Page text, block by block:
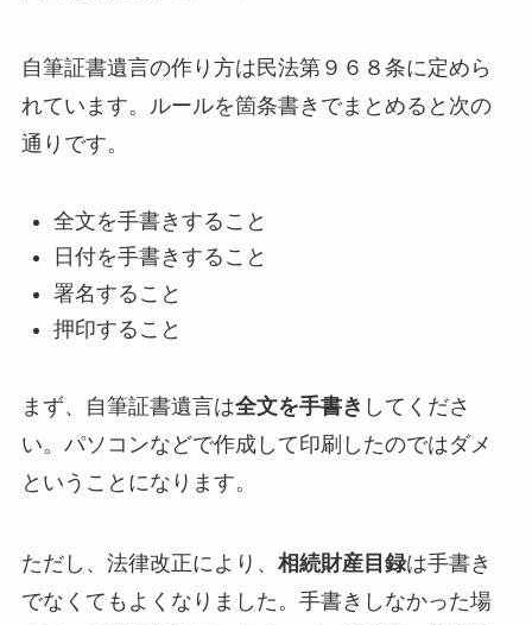
自筆証書遺言の作り方は民法第９６８条に定めら
れています。ルールを箇条書きでまとめると次の
通りです。
全文を手書きすること
日付を手書きすること
署名すること
押印すること
まず、自筆証書遺言は全文を手書き してくださ
い。パソコンなどで作成して印刷したのではダメ
ということになります。
ただし、法律改正により、 相続財産目録は手書き
でなくてもよくなりました。手書きしなかった場